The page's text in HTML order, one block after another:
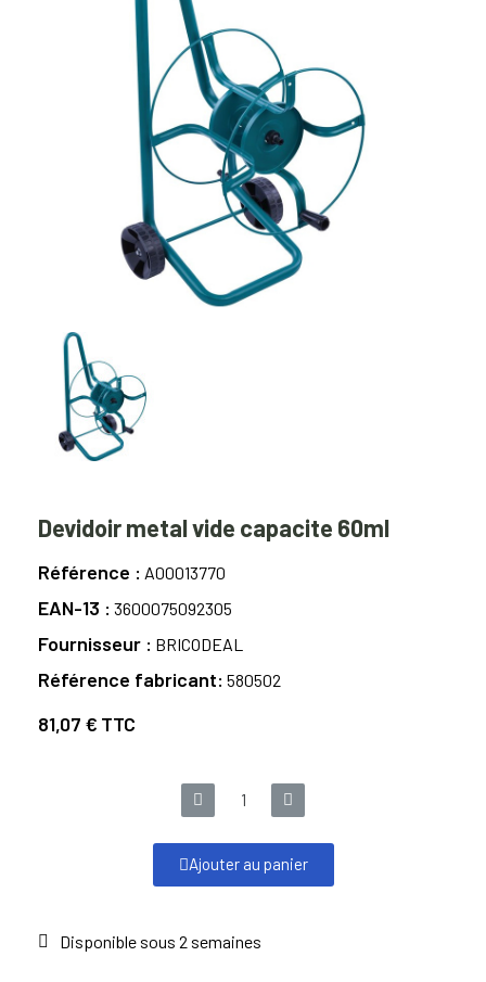
Devidoir metal vide capacite 60ml
Référence A00013770
EAN-13 3600075092305
Fournisseur BRICODEAL
Référence fabricant 580502
81,07 € TTC
Ajouter au panier
Disponible sous 2 semaines